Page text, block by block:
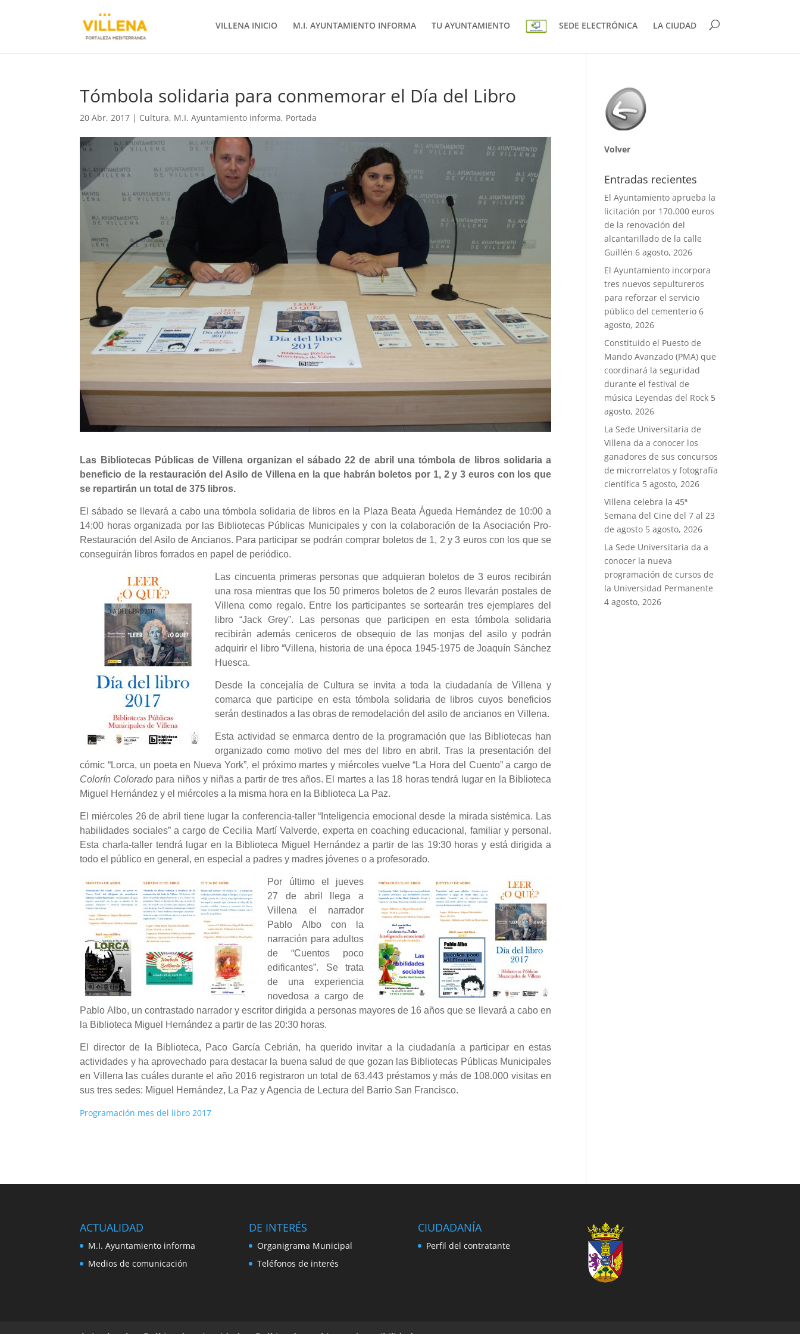
VILLENA INICIO M.I. AYUNTAMIENTO INFORMA TU AYUNTAMIENTO SEDE ELECTRÓNICA LA CIUDAD
Tómbola solidaria para conmemorar el Día del Libro
20 Abr, 2017 | Cultura, M.I. Ayuntamiento informa, Portada
Las Bibliotecas Públicas de Villena organizan el sábado 22 de abril una tómbola de libros solidaria a
beneficio de la restauración del Asilo de Villena en la que habrán boletos por 1, 2 y 3 euros con los que
se repartirán un total de 375 libros.
El sábado se llevará a cabo una tómbola solidaria de libros en la Plaza Beata Águeda Hernández de 10:00 a
14:00 horas organizada por las Bibliotecas Públicas Municipales y con la colaboración de la Asociación Pro-
Restauración del Asilo de Ancianos. Para participar se podrán comprar boletos de 1, 2 y 3 euros con los que se
conseguirán libros forrados en papel de periódico.
Las cincuenta primeras personas que adquieran boletos de 3 euros recibirán
una rosa mientras que los 50 primeros boletos de 2 euros llevarán postales de
Villena como regalo. Entre los participantes se sortearán tres ejemplares del
libro “Jack Grey”. Las personas que participen en esta tómbola solidaria
recibirán además ceniceros de obsequio de las monjas del asilo y podrán
adquirir el libro “Villena, historia de una época 1945-1975 de Joaquín Sánchez
Huesca.
Desde la concejalía de Cultura se invita a toda la ciudadanía de Villena y
comarca que participe en esta tómbola solidaria de libros cuyos beneficios
serán destinados a las obras de remodelación del asilo de ancianos en Villena.
Esta actividad se enmarca dentro de la programación que las Bibliotecas han
organizado como motivo del mes del libro en abril. Tras la presentación del
cómic “Lorca, un poeta en Nueva York”, el próximo martes y miércoles vuelve “La Hora del Cuento” a cargo de
Colorín Coloradopara niños y niñas a partir de tres años. El martes a las 18 horas tendrá lugar en la Biblioteca
Miguel Hernández y el miércoles a la misma hora en la Biblioteca La Paz.
El miércoles 26 de abril tiene lugar la conferencia-taller “Inteligencia emocional desde la mirada sistémica. Las
habilidades sociales” a cargo de Cecilia Martí Valverde, experta en coaching educacional, familiar y personal.
Esta charla-taller tendrá lugar en la Biblioteca Miguel Hernández a partir de las 19:30 horas y está dirigida a
todo el público en general, en especial a padres y madres jóvenes o a profesorado.
Por último el jueves
27 de abril llega a
Villena el narrador
Pablo Albo con la
narración para adultos
de “Cuentos poco
edificantes”. Se trata
de una experiencia
novedosa a cargo de
Pablo Albo, un contrastado narrador y escritor dirigida a personas mayores de 16 años que se llevará a cabo en
la Biblioteca Miguel Hernández a partir de las 20:30 horas.
El director de la Biblioteca, Paco García Cebrián, ha querido invitar a la ciudadanía a participar en estas
actividades y ha aprovechado para destacar la buena salud de que gozan las Bibliotecas Públicas Municipales
en Villena las cuáles durante el año 2016 registraron un total de 63.443 préstamos y más de 108.000 visitas en
sus tres sedes: Miguel Hernández, La Paz y Agencia de Lectura del Barrio San Francisco.
Programación mes del libro 2017
Volver
Entradas recientes
El Ayuntamiento aprueba la
licitación por 170.000 euros
de la renovación del
alcantarillado de la calle
Guillén 6 agosto, 2026
El Ayuntamiento incorpora
tres nuevos sepultureros
para reforzar el servicio
público del cementerio 6
agosto, 2026
Constituido el Puesto de
Mando Avanzado (PMA) que
coordinará la seguridad
durante el festival de
música Leyendas del Rock 5
agosto, 2026
La Sede Universitaria de
Villena da a conocer los
ganadores de sus concursos
de microrrelatos y fotografía
científica 5 agosto, 2026
Villena celebra la 45ª
Semana del Cine del 7 al 23
de agosto 5 agosto, 2026
La Sede Universitaria da a
conocer la nueva
programación de cursos de
la Universidad Permanente
4 agosto, 2026
ACTUALIDAD
M.I. Ayuntamiento informa
Medios de comunicación
DE INTERÉS
Organigrama Municipal
Teléfonos de interés
CIUDADANÍA
Perfil del contratante